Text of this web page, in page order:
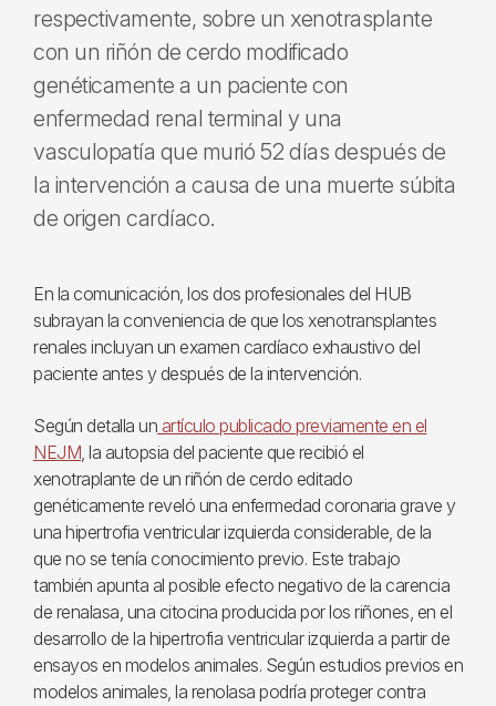
respectivamente, sobre un xenotrasplante
con un riñón de cerdo modificado
genéticamente a un paciente con
enfermedad renal terminal y una
vasculopatía que murió 52 días después de
la intervención a causa de una muerte súbita
de origen cardíaco.
En la comunicación, los dos profesionales del HUB
subrayan la conveniencia de que los xenotransplantes
renales incluyan un examen cardíaco exhaustivo del
paciente antes y después de la intervención.
Según detalla un artículo publicado previamente en el
NEJM, la autopsia del paciente que recibió el
xenotraplante de un riñón de cerdo editado
genéticamente reveló una enfermedad coronaria grave y
una hipertrofia ventricular izquierda considerable, de la
que no se tenía conocimiento previo. Este trabajo
también apunta al posible efecto negativo de la carencia
de renalasa, una citocina producida por los riñones, en el
desarrollo de la hipertrofia ventricular izquierda a partir de
ensayos en modelos animales. Según estudios previos en
modelos animales, la renolasa podría proteger contra